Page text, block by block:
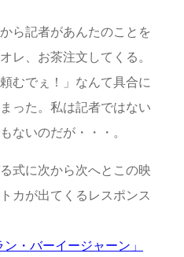
ら記者があんたのことを
レ、お茶注文してくる。
むでぇ！」なんて具合に
った。私は記者ではない
ないのだが・・・。
式に次から次へとこの映
カが出てくるレスポンス
ン・バーイージャーン」